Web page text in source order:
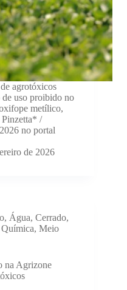
agrotóxicos
uso proibido no
metílico,
/
no portal
de 2026
, Água, Cerrado,
, Meio
na Agrizone